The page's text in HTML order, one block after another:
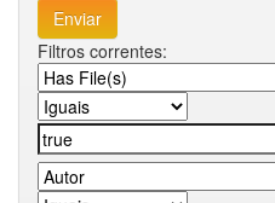
Filtros correntes: